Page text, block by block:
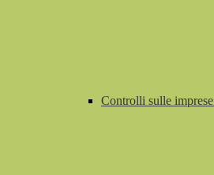
Controlli sulle imprese